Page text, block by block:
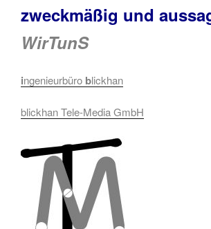
zweckmäßig und
WirTunS
ingenieurbüro blickhan
blickhan Tele-Media GmbH